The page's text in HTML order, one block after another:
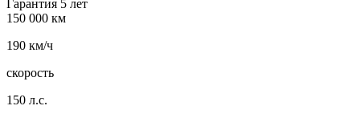
Гарантия 5 лет
150 000 км
190 км/ч
скорость
150 л.с.